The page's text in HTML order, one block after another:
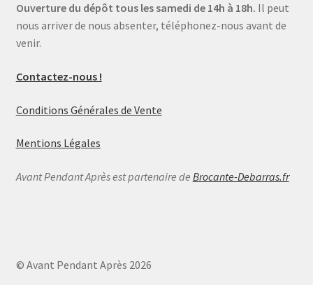
Ouverture du dépôt tous les samedi de 14h à 18h. Il peut
nous arriver de nous absenter, téléphonez-nous avant de
venir.
Contactez-nous !
Conditions Générales de Vente
Mentions Légales
Avant Pendant Après est partenaire de Brocante-Debarras.fr
© Avant Pendant Après 2026